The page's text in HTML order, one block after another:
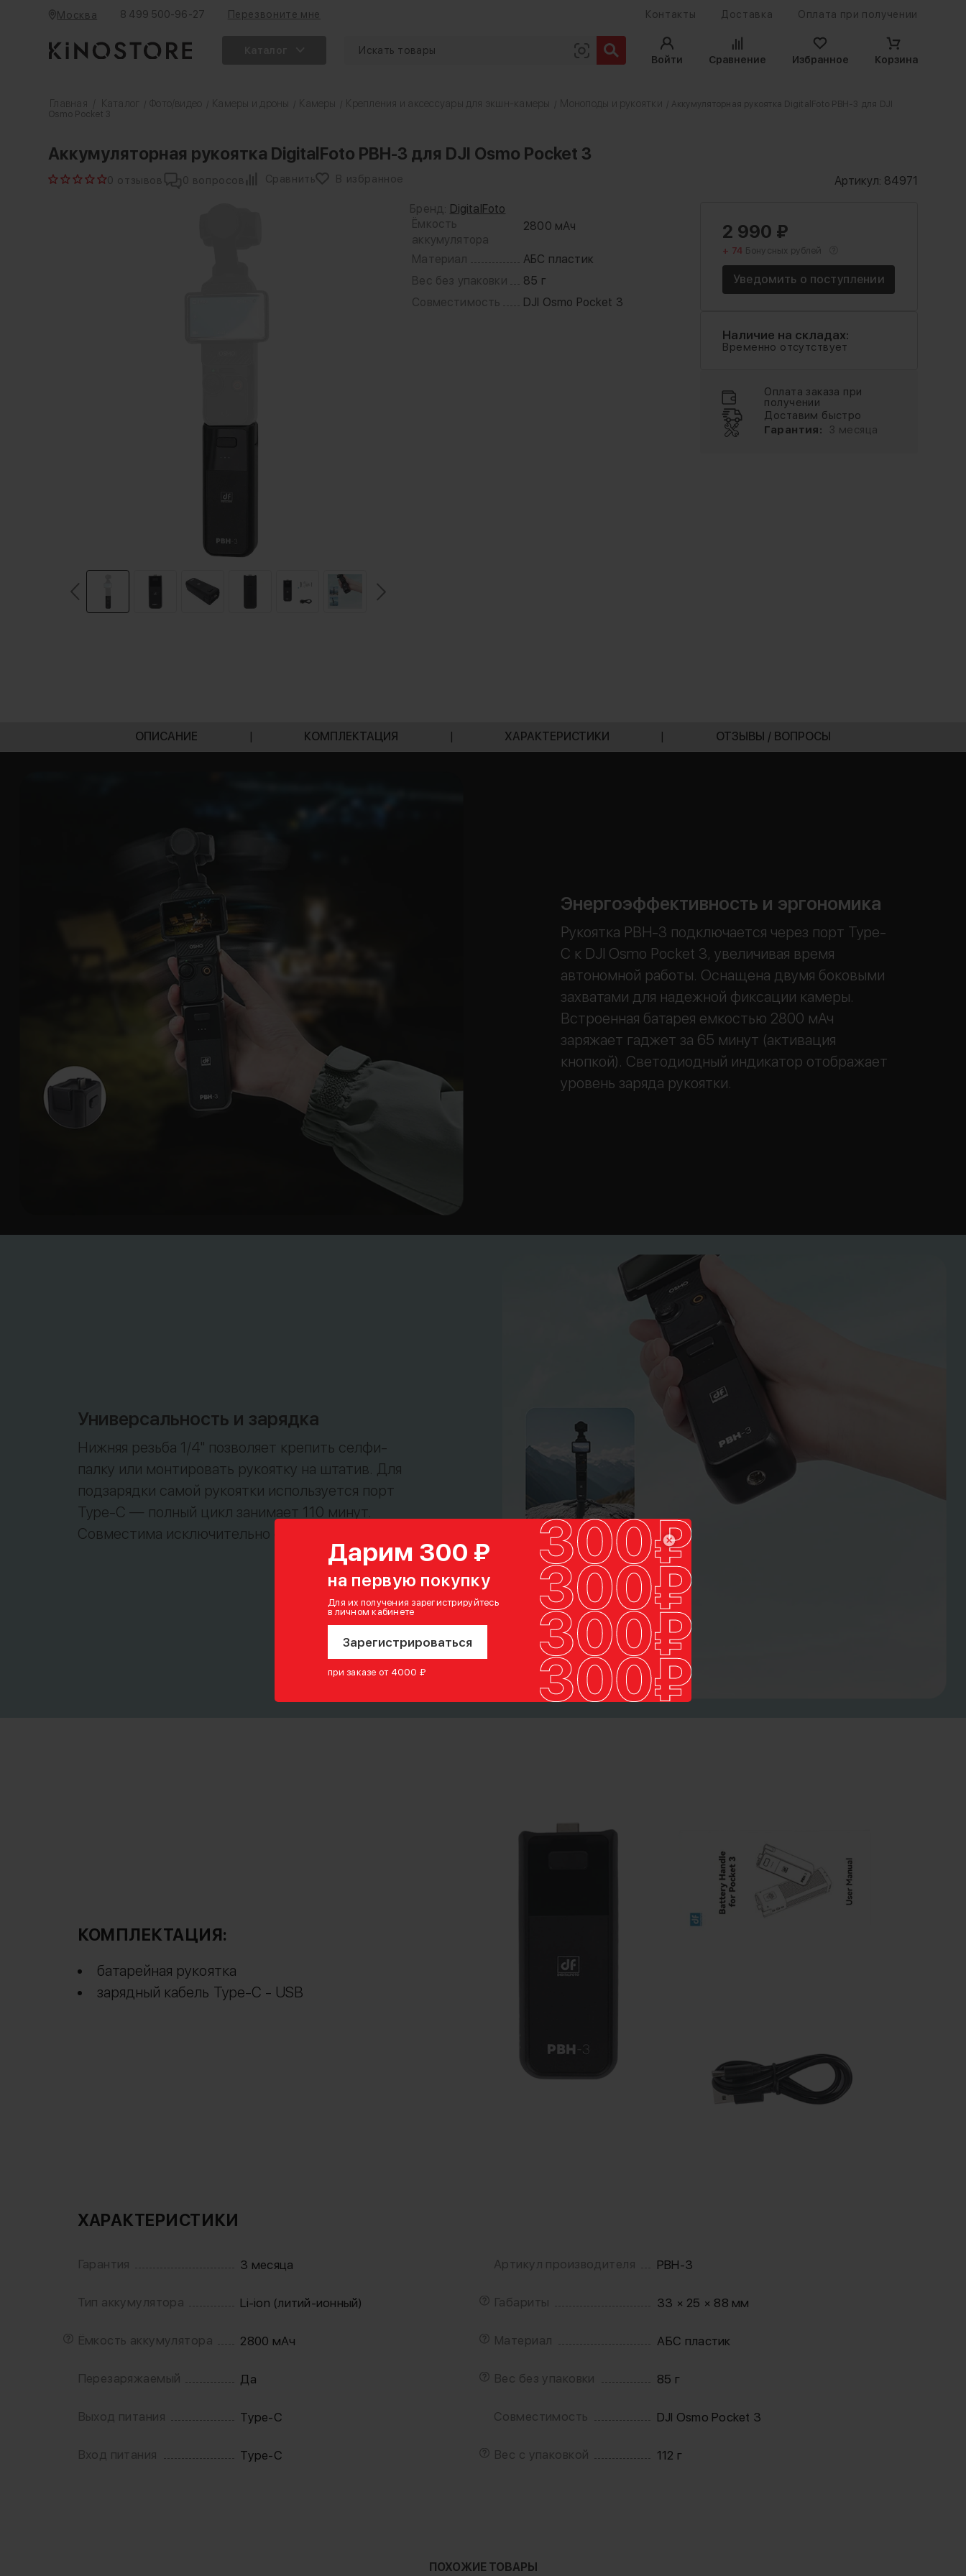
Дарим 300 ₽
на первую покупку
Для их получения зарегистрируйтесь
в личном кабинете
Зарегистрироваться
при заказе от 4000 ₽
Москва 8 499 500-96-27 Перезвоните мне Контакты Доставка Оплата при получении
Войти
Сравнение Избранное Корзина
Главная Каталог Фото/видео Камеры и дроны Камеры Крепления и аксессуары для экшн-камеры Моноподы и рукоятки
/ Аккумуляторная рукоятка DigitalFoto PBH-3 для DJI
Osmo Pocket 3
Аккумуляторная рукоятка DigitalFoto PBH-3 для DJI Osmo Pocket 3
0 отзывов 0 вопросов Сравнить В избранное Артикул: 84971
Бренд: DigitalFoto
Ёмкость
аккумулятора
2800 мАч
Материал
АБС пластик
Вес без упаковки
85 г
Совместимость
DJI Osmo Pocket 3
2 990 ₽
+ 74 Бонусных рублей
Уведомить о поступлении
Наличие на складах:
Временно отсутствует
Оплата заказа при
получении
Доставим быстро
Гарантия:
3 месяца
ОПИСАНИЕ | КОМПЛЕКТАЦИЯ | ХАРАКТЕРИСТИКИ | ОТЗЫВЫ / ВОПРОСЫ
Энергоэффективность и эргономика
Рукоятка PBH-3 подключается через порт Type-
C к DJI Osmo Pocket 3, увеличивая время
автономной работы. Оснащена двумя боковыми
захватами для надежной фиксации камеры.
Встроенная батарея емкостью 2800 мАч
заряжает гаджет за 65 минут (активация
кнопкой). Светодиодный индикатор отображает
уровень заряда рукоятки.
Универсальность и зарядка
Нижняя резьба 1/4" позволяет крепить селфи-
палку или монтировать рукоятку на штатив. Для
подзарядки самой рукоятки используется порт
Type-C — полный цикл занимает 110 минут.
Совместима исключительно с DJI Pocket 3.
КОМПЛЕКТАЦИЯ:
батарейная рукоятка
зарядный кабель Type-C - USB
ХАРАКТЕРИСТИКИ
Гарантия 3 месяца
Тип аккумулятора Li-ion (литий-ионный)
Ёмкость аккумулятора 2800 мАч
Перезаряжаемый Да
Выход питания Type-C
Вход питания Type-C
Артикул производителя PBH-3
Габариты 33 × 25 × 88 мм
Материал АБС пластик
Вес без упаковки 85 г
Совместимость DJI Osmo Pocket 3
Вес с упаковкой 112 г
ПОХОЖИЕ ТОВАРЫ